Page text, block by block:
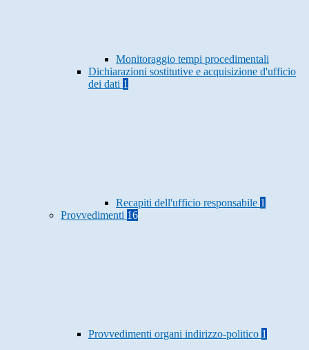
Monitoraggio tempi procedimentali
Dichiarazioni sostitutive e acquisizione d'ufficio
dei dati 1
Recapiti dell'ufficio responsabile 1
Provvedimenti 16
Provvedimenti organi indirizzo-politico 1